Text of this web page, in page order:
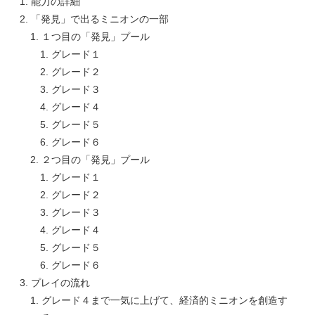
「発見」で出るミニオンの一部
１つ目の「発見」プール
グレード１
グレード２
グレード３
グレード４
グレード５
グレード６
２つ目の「発見」プール
グレード１
グレード２
グレード３
グレード４
グレード５
グレード６
プレイの流れ
グレード４まで一気に上げて、経済的ミニオンを創造す